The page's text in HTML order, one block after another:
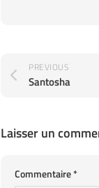
PREVIOUS
Santosha
Laisser un
Commentaire*